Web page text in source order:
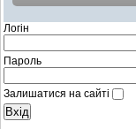
Логін
Пароль
Залишатися на сайті